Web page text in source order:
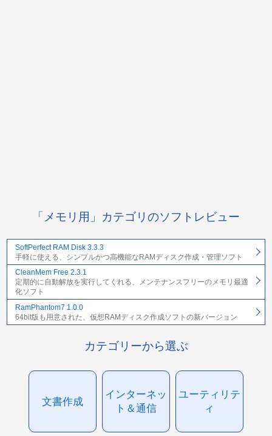
「メモリ用」カテゴリのソフトレビュー
SoftPerfect RAM Disk 3.3.3
手軽に使える、シンプルかつ高機能なRAMディスク作成・管理ソフト
CleanMem Free 2.3.1
定期的に自動解放を実行してくれる、メンテナンスフリーのメモリ最適
化ソフト
RamPhantom7 1.0.0
64bit版も用意された、仮想RAMディスク作成ソフトの新バージョン
カテゴリーから選ぶ
文書作成
インターネッ
ト＆通信
ユーティリテ
ィ